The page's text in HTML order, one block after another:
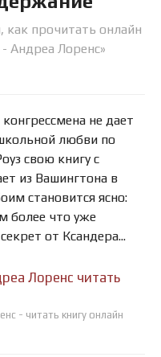
как прочитать онлайн
Андреа Лоренс»
не дает
любви по
свою книгу с
из Вашингтона в
становится ясно:
более что уже
от Ксандера...
Лоренс читать
- читать книгу онлайн